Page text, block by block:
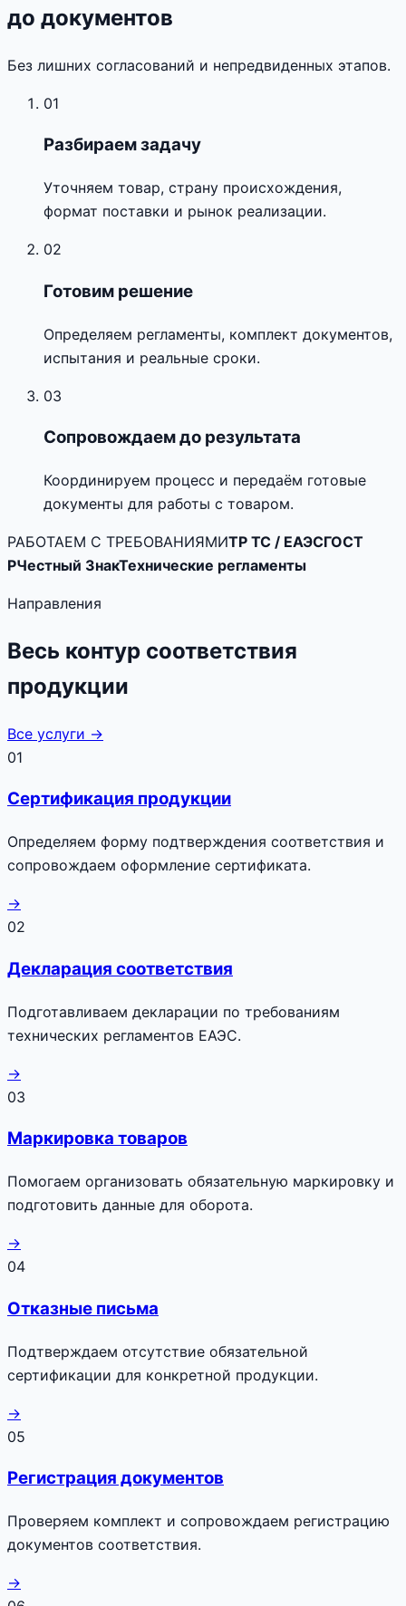
до документов
Без лишних согласований и непредвиденных этапов.
01
Разбираем задачу
Уточняем товар, страну происхождения,
формат поставки и рынок реализации.
02
Готовим решение
Определяем регламенты, комплект документов,
испытания и реальные сроки.
03
Сопровождаем до результата
Координируем процесс и передаём готовые
документы для работы с товаром.
РАБОТАЕМ С ТРЕБОВАНИЯМИТР ТС / ЕАЭСГОСТ
РЧестный ЗнакТехнические регламенты
Направления
Весь контур соответствия
продукции
Все услуги →
01
Сертификация продукции
Определяем форму подтверждения соответствия и
сопровождаем оформление сертификата.
→
02
Декларация соответствия
Подготавливаем декларации по требованиям
технических регламентов ЕАЭС.
→
03
Маркировка товаров
Помогаем организовать обязательную маркировку и
подготовить данные для оборота.
→
04
Отказные письма
Подтверждаем отсутствие обязательной
сертификации для конкретной продукции.
→
05
Регистрация документов
Проверяем комплект и сопровождаем регистрацию
документов соответствия.
→